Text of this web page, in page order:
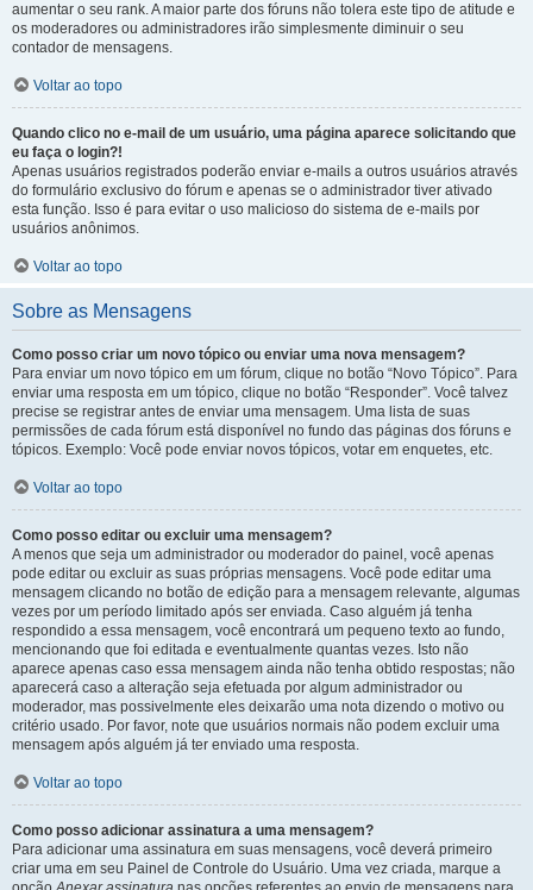
aumentar o seu rank. A maior parte dos fóruns não tolera este tipo de atitude e
os moderadores ou administradores irão simplesmente diminuir o seu
contador de mensagens.
Voltar ao topo
Quando clico no e-mail de um usuário, uma página aparece solicitando que
eu faça o login?!
Apenas usuários registrados poderão enviar e-mails a outros usuários através
do formulário exclusivo do fórum e apenas se o administrador tiver ativado
esta função. Isso é para evitar o uso malicioso do sistema de e-mails por
usuários anônimos.
Voltar ao topo
Sobre as Mensagens
Como posso criar um novo tópico ou enviar uma nova mensagem?
Para enviar um novo tópico em um fórum, clique no botão “Novo Tópico”. Para
enviar uma resposta em um tópico, clique no botão “Responder”. Você talvez
precise se registrar antes de enviar uma mensagem. Uma lista de suas
permissões de cada fórum está disponível no fundo das páginas dos fóruns e
tópicos. Exemplo: Você pode enviar novos tópicos, votar em enquetes, etc.
Voltar ao topo
Como posso editar ou excluir uma mensagem?
A menos que seja um administrador ou moderador do painel, você apenas
pode editar ou excluir as suas próprias mensagens. Você pode editar uma
mensagem clicando no botão de edição para a mensagem relevante, algumas
vezes por um período limitado após ser enviada. Caso alguém já tenha
respondido a essa mensagem, você encontrará um pequeno texto ao fundo,
mencionando que foi editada e eventualmente quantas vezes. Isto não
aparece apenas caso essa mensagem ainda não tenha obtido respostas; não
aparecerá caso a alteração seja efetuada por algum administrador ou
moderador, mas possivelmente eles deixarão uma nota dizendo o motivo ou
critério usado. Por favor, note que usuários normais não podem excluir uma
mensagem após alguém já ter enviado uma resposta.
Voltar ao topo
Como posso adicionar assinatura a uma mensagem?
Para adicionar uma assinatura em suas mensagens, você deverá primeiro
criar uma em seu Painel de Controle do Usuário. Uma vez criada, marque a